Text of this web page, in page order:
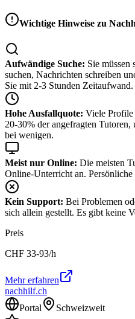
Wichtige Hinweise zu
Aufwändige Suche: Sie müssen
suchen, Nachrichten schreiben
Sie mit 2-3 Stunden Zeitaufwand.
Hohe Ausfallquote: Viele Profile
20-30% der angefragten
bei wenigen.
Meist nur Online: Die meisten
Online-Unterricht an.
Kein Support: Bei Problemen
sich allein gestellt. Es gibt keine
Preis
CHF 33-93/h
Mehr erfahren
nachhilf.ch
Portal
Schweizweit